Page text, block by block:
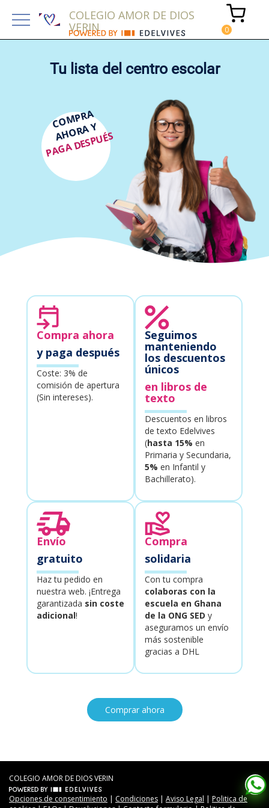
COLEGIO AMOR DE DIOS
VERIN
Tu lista del centro escolar
COMPRA
AHORA Y
PAGA DESPUÉS
Compra ahora
y paga después
Coste: 3% de
comisión de apertura
(Sin intereses).
Seguimos
manteniendo
los descuentos
únicos
en libros de
texto
Descuentos en libros
de texto Edelvives
(hasta 15% en
Primaria y Secundaria,
5% en Infantil y
Bachillerato).
Envío
gratuito
Haz tu pedido en
nuestra web. ¡Entrega
garantizada sin coste
adicional!
Compra
solidaria
Con tu compra
colaboras con la
escuela en Ghana
de la ONG SED y
aseguramos un envío
más sostenible
gracias a DHL
Comprar ahora
COLEGIO AMOR DE DIOS VERIN
Opciones de consentimiento | Condiciones | Aviso Legal | Politica de